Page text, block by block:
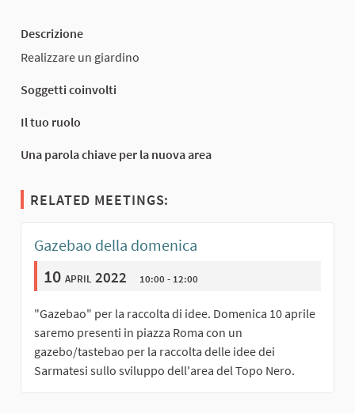
Descrizione
Realizzare un giardino
Soggetti coinvolti
Il tuo ruolo
Una parola chiave per la nuova area
RELATED MEETINGS:
Gazebao della domenica
10 april 2022 10:00 - 12:00
"Gazebao" per la raccolta di idee. Domenica 10 aprile
saremo presenti in piazza Roma con un
gazebo/tastebao per la raccolta delle idee dei
Sarmatesi sullo sviluppo dell'area del Topo Nero.